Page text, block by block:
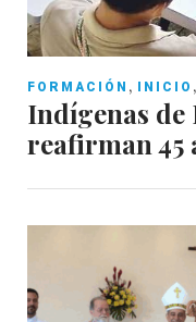
FORMACIÓN , INICIO ,
Indígenas de
reafirman 45